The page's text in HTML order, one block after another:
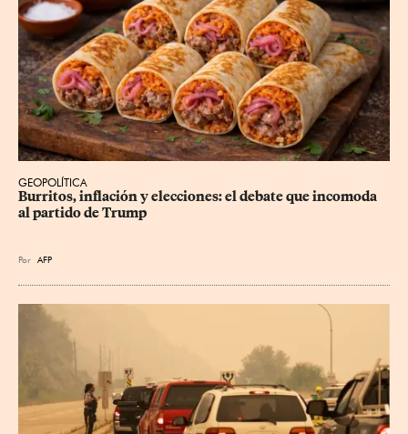
GEOPOLÍTICA
Burritos, inflación y elecciones: el debate que incomoda
al partido de Trump
Por AFP